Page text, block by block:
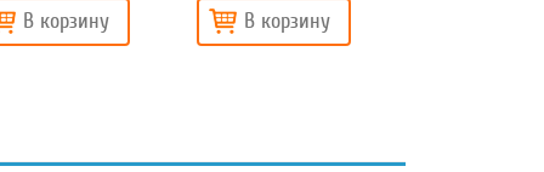
В корзину В корзину